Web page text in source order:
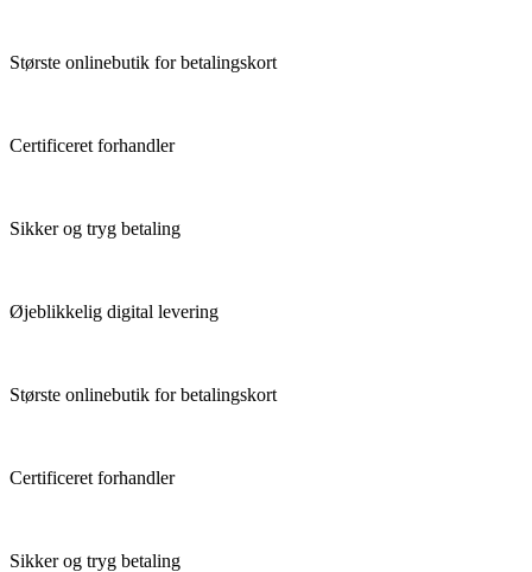
Største onlinebutik for betalingskort
Certificeret forhandler
Sikker og tryg betaling
Øjeblikkelig digital levering
Største onlinebutik for betalingskort
Certificeret forhandler
Sikker og tryg betaling